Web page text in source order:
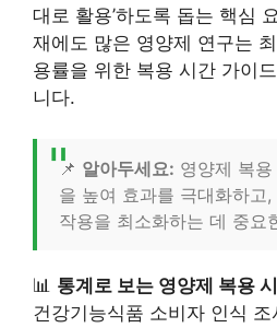
대로 활용’하도록 돕는 핵심
재에도 많은 영양제 연구는
용률을 위한 복용 시간 가이
니다.
📌 알아두세요: 영양제 복
을 높여 효과를 극대화하고
작용을 최소화하는 데 중요
📊 통계로 보는 영양제 복용
건강기능식품 소비자 인식